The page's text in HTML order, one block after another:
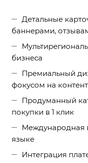
Детальные
баннерами,
бизнеса
Премиальный
фокусом на
Продуманный
покупки в 1 клик
Международная
языке
Интеграция